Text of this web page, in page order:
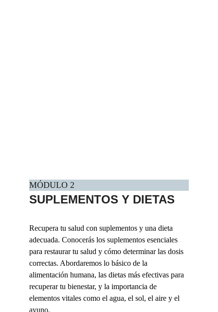
SUPLEMENTOS Y DIETAS
Recupera tu salud con suplementos y una dieta
adecuada. Conocerás los suplementos esenciales
para restaurar tu salud y cómo determinar las dosis
correctas. Abordaremos lo básico de la
alimentación humana, las dietas más efectivas para
recuperar tu bienestar, y la importancia de
elementos vitales como el agua, el sol, el aire y el
ayuno.
MÓDULO 2